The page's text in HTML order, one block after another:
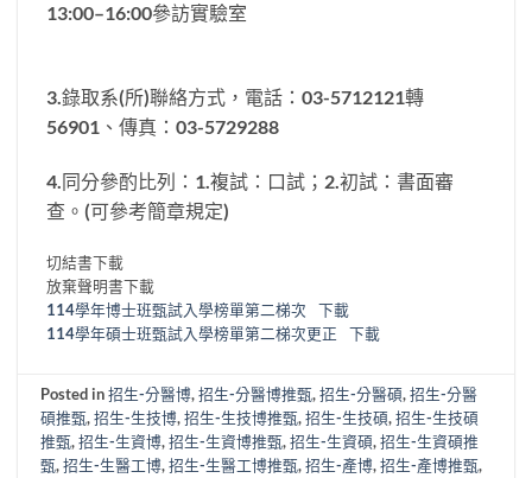
13:00–16:00參訪實驗室
3.錄取系(所)聯絡方式，電話：03-5712121轉
56901、傳真：03-5729288
4.同分參酌比列：1.複試：口試；2.初試：書面審
查。(可參考簡章規定)
切結書下載
放棄聲明書下載
114學年博士班甄試入學榜單第二梯次
下載
114學年碩士班甄試入學榜單第二梯次更正
下載
Posted in招生-分醫博,招生-分醫博推甄,招生-分醫碩,招生-分醫
碩推甄,招生-生技博,招生-生技博推甄,招生-生技碩,招生-生技碩
推甄,招生-生資博,招生-生資博推甄,招生-生資碩,招生-生資碩推
甄,招生-生醫工博,招生-生醫工博推甄,招生-產博,招生-產博推甄,